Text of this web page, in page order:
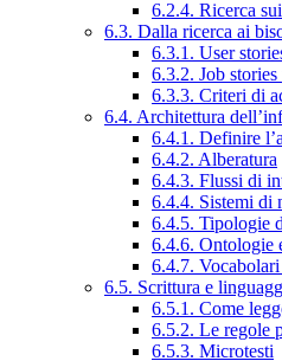
6.2.4. Ricerca
6.3. Dalla ricerca ai
6.3.1. User
6.3.2. Job
6.3.3. Criteri di
6.4. Architettura
6.4.1. Definire
6.4.2. Alberatura
6.4.3. Flussi di
6.4.4. Sistemi di
6.4.5. Tipologie
6.4.6. Ontologie
6.4.7.
6.5. Scrittura e
6.5.1. Come
6.5.2. Le regole
6.5.3. Microtesti